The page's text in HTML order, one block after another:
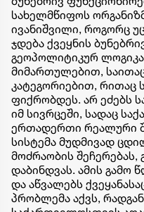
სახელმწიფოს
ივანიშვილი, როგორც
ჯდება ქვეყნის
გეოპოლიტიკურ
მიმართულებით,
კატეგორიებით, რითაც
ფიქრობდეს. არ ეძებს
იმ სივრცეში, სადაც
ერთადერთი რეალური
სისტემა მუდმივად
მოძრაობის შეჩერებას,
დაბინდვას. ამის გამო
და აწვალებს
პრობლემა აქვს,